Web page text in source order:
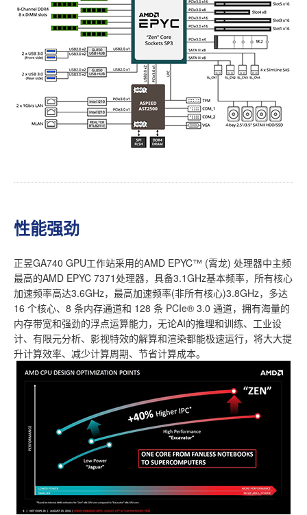
性能强劲
正昱GA740 GPU工作站采用的AMD EPYC™ (霄龙) 处理器中主频
最高的AMD EPYC 7371处理器，具备3.1GHz基本频率，所有核心
加速频率高达3.6GHz，最高加速频率(非所有核心)3.8GHz，多达
16 个核心、8 条内存通道和 128 条 PCIe® 3.0 通道，拥有海量的
内存带宽和强劲的浮点运算能力，无论AI的推理和训练、工业设
计、有限元分析、影视特效的解算和渲染都能极速运行，将大大提
升计算效率、减少计算周期、节省计算成本。